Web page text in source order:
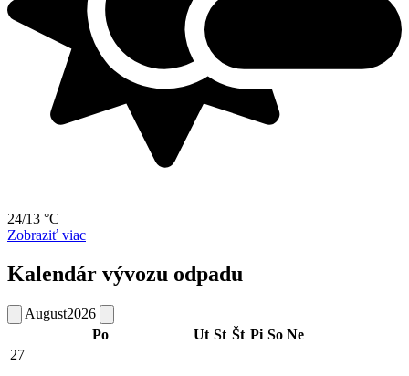
24/13 °C
Zobraziť viac
Kalendár vývozu odpadu
August2026
Po
Ut St Št Pi So Ne
27